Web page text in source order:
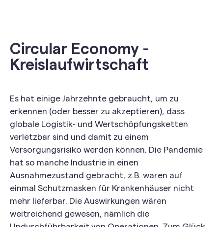
Circular Economy -
Kreislaufwirtschaft
Es hat einige Jahrzehnte gebraucht, um zu
erkennen (oder besser zu akzeptieren), dass
globale Logistik- und Wertschöpfungsketten
verletzbar sind und damit zu einem
Versorgungsrisiko werden können. Die Pandemie
hat so manche Industrie in einen
Ausnahmezustand gebracht, z.B. waren auf
einmal Schutzmasken für Krankenhäuser nicht
mehr lieferbar. Die Auswirkungen wären
weitreichend gewesen, nämlich die